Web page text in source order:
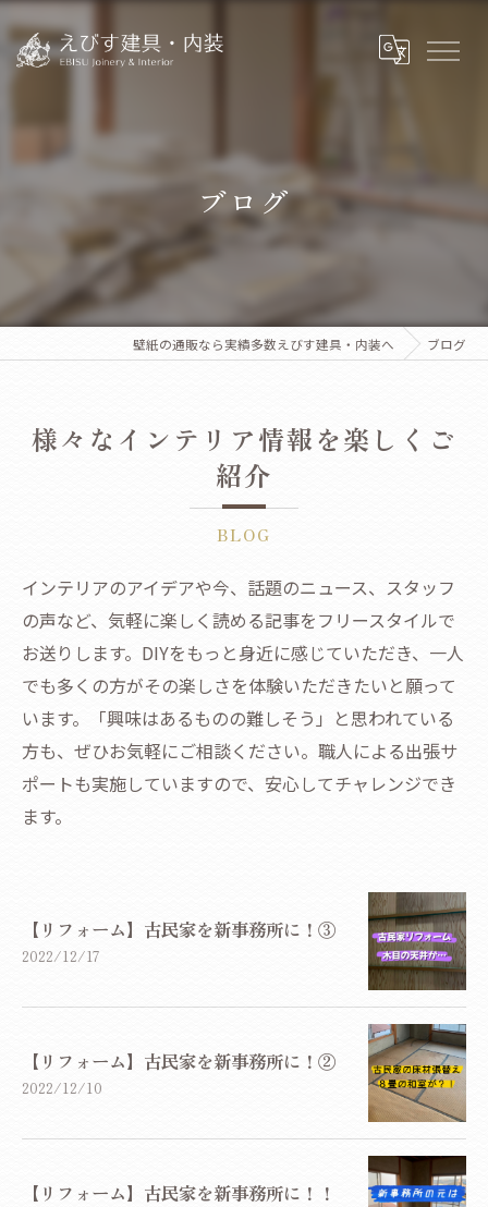
ブログ
壁紙の通販なら実績多数えびす建具・内装へ ブログ
様々なインテリア情報を楽しくご
紹介
BLOG
インテリアのアイデアや今、話題のニュース、スタッフ
の声など、気軽に楽しく読める記事をフリースタイルで
お送りします。DIYをもっと身近に感じていただき、一人
でも多くの方がその楽しさを体験いただきたいと願って
います。「興味はあるものの難しそう」と思われている
方も、ぜひお気軽にご相談ください。職人による出張サ
ポートも実施していますので、安心してチャレンジでき
ます。
【リフォーム】古民家を新事務所に！③
2022/12/17
【リフォーム】古民家を新事務所に！②
2022/12/10
【リフォーム】古民家を新事務所に！！